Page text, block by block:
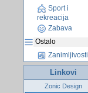
Sport i
rekreacija
Zabava
Ostalo
Zanimljivosti
Linkovi
Zonic Design